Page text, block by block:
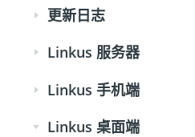
更新日志
Linkus 服务器
Linkus 手机端
Linkus 桌面端